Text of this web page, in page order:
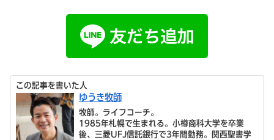
この記事を書いた人
ゆうき牧師
牧師。ライフコーチ。
1985年札幌で生まれる。小樽商科大学を卒業
後、三菱UFJ信託銀行で3年間勤務。関西聖書学